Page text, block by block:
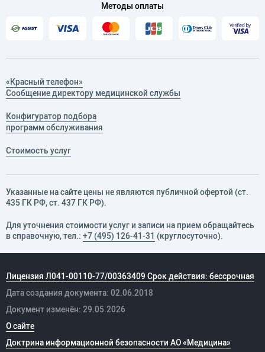
Методы оплаты
«Красный телефон»
Сообщение директору медицинской службы
Конфигуратор подбора
программ обслуживания
Стоимость услуг
Указанные на сайте цены не являются публичной офертой (ст.
435 ГК РФ, cт. 437 ГК РФ).
Для уточнения стоимости услуг и записи на прием обращайтесь
в справочную, тел.: +7 (495) 126-41-31 (круглосуточно).
Лицензия Л041-00110-77/00363409 Срок действия: бессрочная
Дата создания документа: 02.06.2018
Документ изменён: 29.05.2026
О сайте
Доктрина информационной безопасности АО «Медицина»